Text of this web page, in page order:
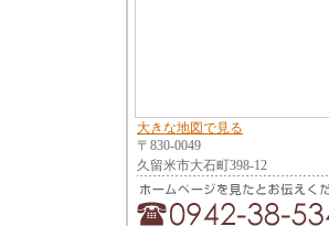
大きな地図で見る
〒830-0049
久留米市大石町398-12